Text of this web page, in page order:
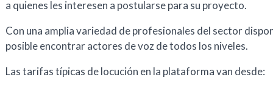
a quienes les interesen a postularse para su proyecto.
Con una amplia variedad de profesionales del sector
posible encontrar actores de voz de todos los niveles.
Las tarifas típicas de locución en la plataforma van desde: